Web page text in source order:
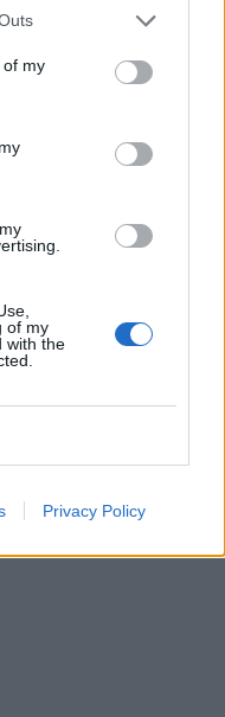
of my
of my
with the
Privacy Policy